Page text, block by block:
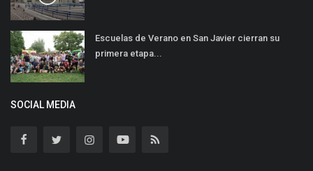
Escuelas de Verano en San Javier cierran su
primera etapa...
SOCIAL MEDIA